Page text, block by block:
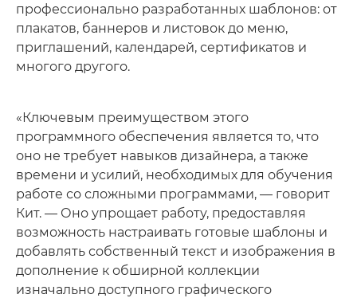
профессионально разработанных шаблонов: от
плакатов, баннеров и листовок до меню,
приглашений, календарей, сертификатов и
многого другого.
«Ключевым преимуществом этого
программного обеспечения является то, что
оно не требует навыков дизайнера, а также
времени и усилий, необходимых для обучения
работе со сложными программами, — говорит
Кит. — Оно упрощает работу, предоставляя
возможность настраивать готовые шаблоны и
добавлять собственный текст и изображения в
дополнение к обширной коллекции
изначально доступного графического